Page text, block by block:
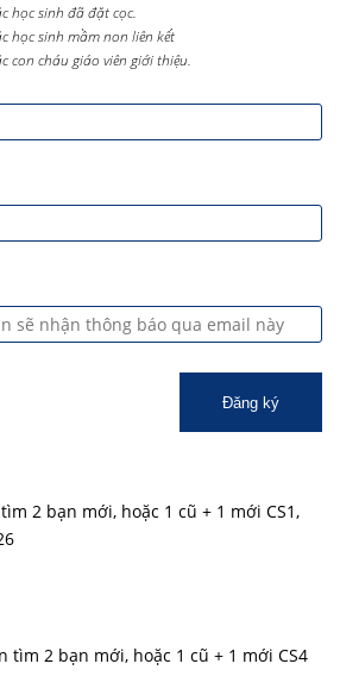
học sinh đã đặt cọc.
học sinh mầm non liên kết
con cháu giáo viên giới thiệu.
Đăng ký
2 bạn mới, hoặc 1 cũ + 1 mới CS1,
tìm 2 bạn mới, hoặc 1 cũ + 1 mới CS4